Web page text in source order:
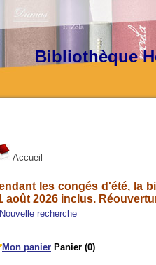
Accueil
les congés d'été, la
août 2026 inclus.
Nouvelle recherche
Bibliothèque